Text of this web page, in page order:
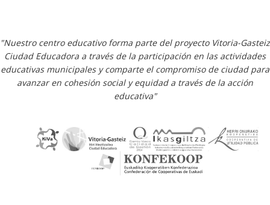
"Nuestro centro educativo forma parte del proyecto Vitoria-Gasteiz
Ciudad Educadora a través de la participación en las actividades
educativas municipales y comparte el compromiso de ciudad para
avanzar en cohesión social y equidad a través de la acción
educativa"